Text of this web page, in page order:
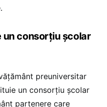
un consorțiu școlar
preuniversitar
un consorțiu școlar
partenere care